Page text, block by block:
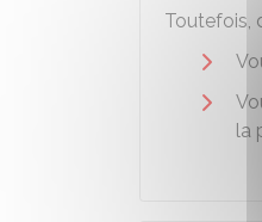
Toutefois,
la